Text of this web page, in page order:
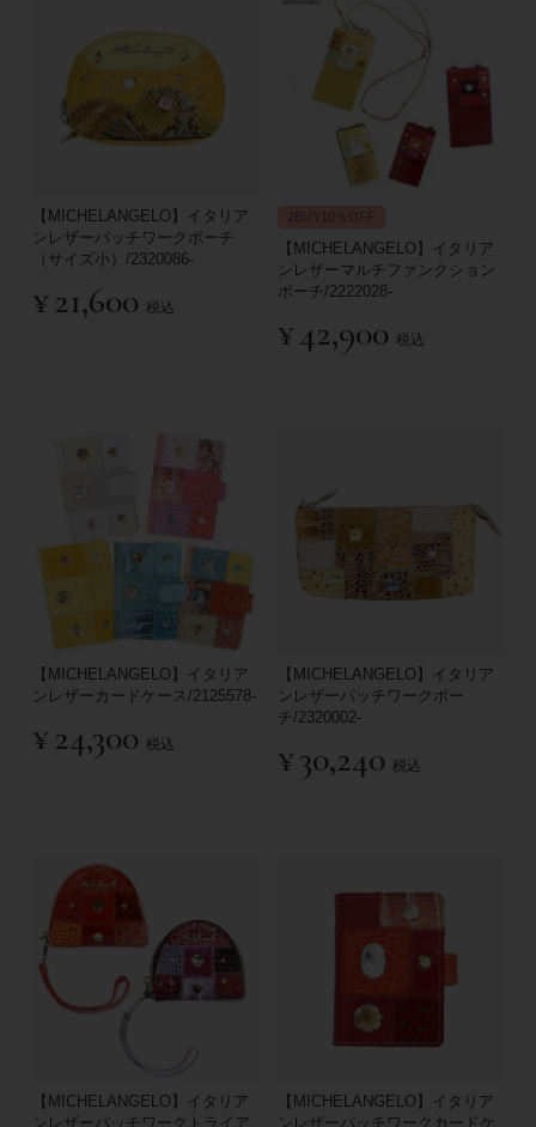
【MICHELANGELO】イタリア
ンレザーパッチワークポーチ
（サイズ小）/2320086-
¥21,600 税込
2BUY10％OFF
【MICHELANGELO】イタリア
ンレザーマルチファンクション
ポーチ/2222028-
¥42,900 税込
【MICHELANGELO】イタリア
ンレザーカードケース/2125578-
¥24,300 税込
【MICHELANGELO】イタリア
ンレザーパッチワークポー
チ/2320002-
¥30,240 税込
【MICHELANGELO】イタリア
ンレザーパッチワークトライア
【MICHELANGELO】イタリア
ンレザーパッチワークカードケ